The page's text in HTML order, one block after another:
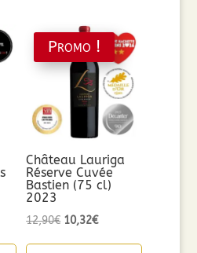
Promo !
Château Lauriga
Réserve Cuvée
Bastien (75 cl)
2023
12,90€ Le
10,32€Le